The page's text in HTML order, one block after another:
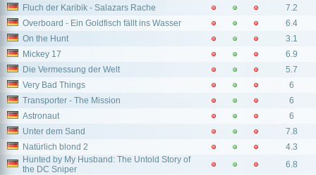
Fluch der Karibik - Salazars Rache
7.2
Overboard - Ein Goldfisch fällt ins Wasser
6.4
On the Hunt
3.1
Mickey 17
6.9
Die Vermessung der Welt
5.7
Very Bad Things
6
Transporter - The Mission
6
Astronaut
6
Unter dem Sand
7.8
Natürlich blond 2
4.3
Hunted by My Husband: The Untold Story of
the DC Sniper
6.8